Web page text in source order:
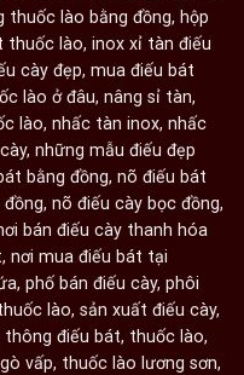
thuốc lào bằng đồng, hộp
thuốc lào, inox xỉ tàn điếu
cày đẹp, mua điếu bát
lào ở đâu, nâng sỉ tàn,
lào, nhấc tàn inox, nhấc
, những mẫu điếu đẹp
bằng đồng, nõ điếu bát
, nõ điếu cày bọc đồng,
bán điếu cày thanh hóa
, nơi mua điếu bát tại
, phố bán điếu cày, phôi
lào, sản xuất điếu cày,
thông điếu bát, thuốc lào,
vấp, thuốc lào lương sơn,